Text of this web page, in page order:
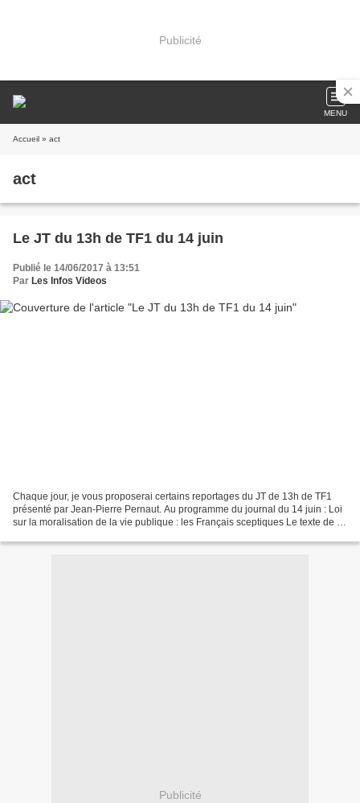
Publicité
MENU
Accueil » act
act
Le JT du 13h de TF1 du 14 juin
Publié le 14/06/2017 à 13:51
Par Les Infos Videos
Chaque jour, je vous proposerai certains reportages du JT de 13h de TF1
présenté par Jean-Pierre Pernaut. Au programme du journal du 14 juin : Loi
sur la moralisation de la vie publique : les Français sceptiques Le texte de la
Publicité